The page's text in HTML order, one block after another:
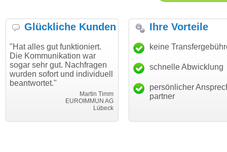
Glückliche Kunden
gut funktioniert.
war
gut. Nachfragen
und individuell
EUROIMMUN AG
"Danke für den schnellen
Transfer und guten Service!"
Thomas Schäfer
i can eckert communication GmbH
"Ich
haben.
mein
Ihre Vorteile
keine
schnelle Abwicklung
persönlicher
partner